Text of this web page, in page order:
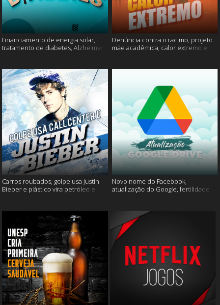
Financiamento de energia solar,
tratamento de diabetes, Alzheimer
Denúncia contra o racimo, projeto
mãe acadêmica, calor extremo e
Carros roubados, golpe usa Justin
Bieber e plástico vira petróleo e
Novo nome do Facebook,
atualização do Google, fertilidade